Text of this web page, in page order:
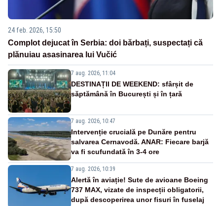
24 feb. 2026, 15:50
Complot dejucat în Serbia: doi bărbați, suspectați că
plănuiau asasinarea lui Vučić
7 aug. 2026, 11:04
DESTINAȚII DE WEEKEND: sfârșit de
săptămână în București și în țară
7 aug. 2026, 10:47
Intervenție crucială pe Dunăre pentru
salvarea Cernavodă. ANAR: Fiecare barjă
va fi scufundată în 3-4 ore
7 aug. 2026, 10:39
Alertă în aviație! Sute de avioane Boeing
737 MAX, vizate de inspecții obligatorii,
după descoperirea unor fisuri în fuselaj